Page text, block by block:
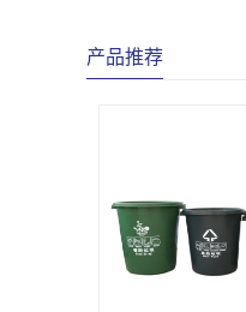
产品推荐